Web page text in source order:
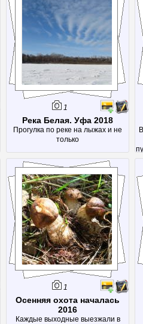
1
Река Белая. Уфа 2018
Прогулка по реке на лыжах и не
только
1
Осенняя охота началась
2016
Каждые выходные выезжали в